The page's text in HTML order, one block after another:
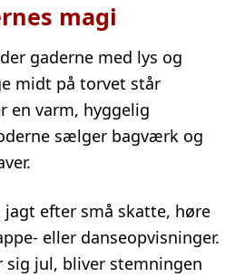
magi
gaderne med lys og
midt på torvet står
en varm, hyggelig
sælger bagværk og
jagt efter små skatte, høre
eller danseopvisninger.
jul, bliver stemningen